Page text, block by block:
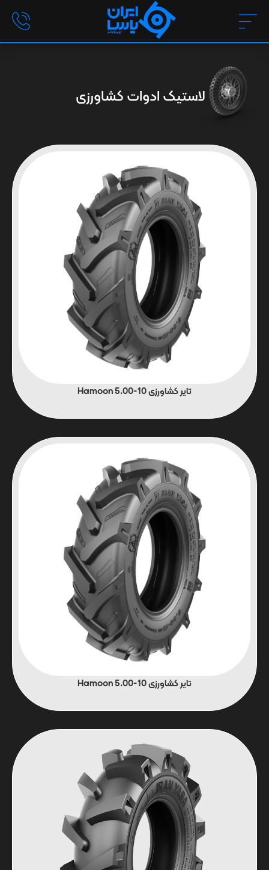
لاستیک ادوات کشاورزی
تایر کشاورزی 10-5.00 Hamoon
تایر کشاورزی 10-5.00 Hamoon